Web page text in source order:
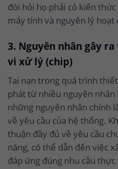
đòi hỏi họ phải có kiến
máy tính và nguyên lý hoạt
3. Nguyên nhân gây
vi xử lý (chip)
Tai nạn trong quá trình
phát từ nhiều nguyên
những nguyên nhân chính
về yêu cầu của hệ thống.
thuận đầy đủ về yêu cầu
năng, có thể dẫn đến việc
đáp ứng đúng nhu cầu thực